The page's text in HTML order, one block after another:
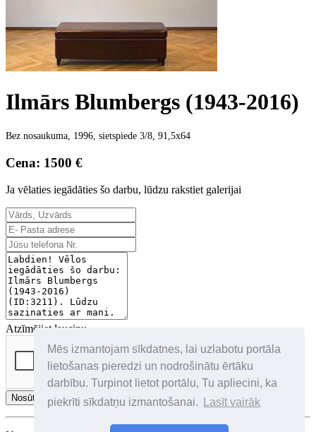
Mēs izmantojam sīkdatnes, lai uzlabotu portāla
lietošanas pieredzi un nodrošinātu ērtāku
darbību. Turpinot lietot portālu, Tu apliecini, ka
piekrīti sīkdatņu izmantošanai.
Lasīt vairāk
Ilmārs Blumbergs (1943-2016)
Bez nosaukuma, 1996, sietspiede 3/8, 91,5x64
Cena: 1500 €
Ja vēlaties iegādāties šo darbu, lūdzu rakstiet galerijai
Atzīmējiet lauciņu
Nosūtīt